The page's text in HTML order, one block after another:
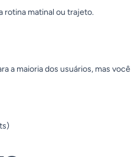
rotina matinal ou trajeto.
a maioria dos usuários, mas você